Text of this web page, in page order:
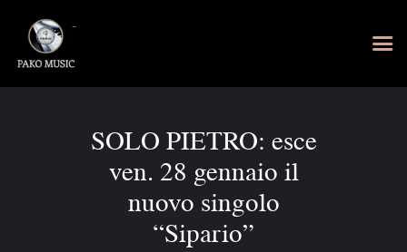
SOLO PIETRO: esce
ven. 28 gennaio il
nuovo singolo
“Sipario”